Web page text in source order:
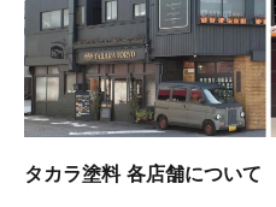
タカラ塗料 各店舗について